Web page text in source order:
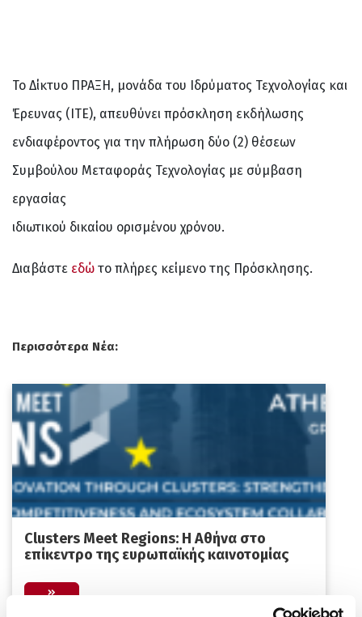
Το Δίκτυο ΠΡΑΞΗ, μονάδα του Ιδρύματος Τεχνολογίας και
Έρευνας (ΙΤΕ), απευθύνει πρόσκληση εκδήλωσης
ενδιαφέροντος για την πλήρωση δύο (2) θέσεων
Συμβούλου Μεταφοράς Τεχνολογίας με σύμβαση
εργασίας
ιδιωτικού δικαίου ορισμένου χρόνου.
Διαβάστε εδώ το πλήρες κείμενο της Πρόσκλησης.
Περισσότερα Νέα:
Clusters Meet Regions: Η Αθήνα στο
επίκεντρο της ευρωπαϊκής καινοτομίας